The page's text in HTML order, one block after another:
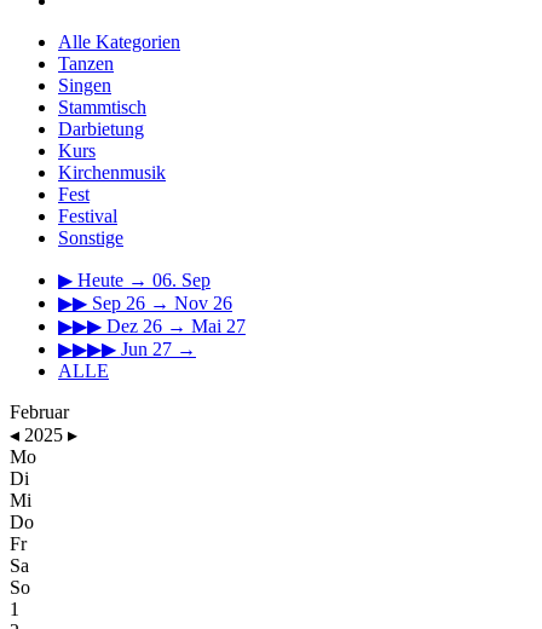
Alle Kategorien
Tanzen
Singen
Stammtisch
Darbietung
Kurs
Kirchenmusik
Fest
Festival
Sonstige
▶ Heute → 06. Sep
▶▶ Sep 26 → Nov 26
▶▶▶ Dez 26 → Mai 27
▶▶▶▶ Jun 27 →
ALLE
Februar
◂ 2025 ▸
Mo
Di
Mi
Do
Fr
Sa
So
1